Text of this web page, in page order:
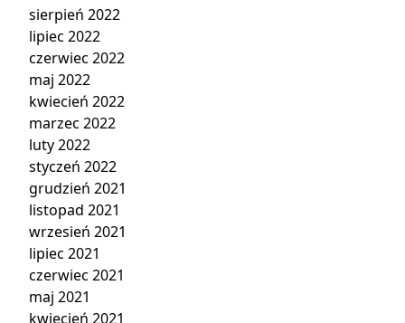
sierpień 2022
lipiec 2022
czerwiec 2022
maj 2022
kwiecień 2022
marzec 2022
luty 2022
styczeń 2022
grudzień 2021
listopad 2021
wrzesień 2021
lipiec 2021
czerwiec 2021
maj 2021
kwiecień 2021